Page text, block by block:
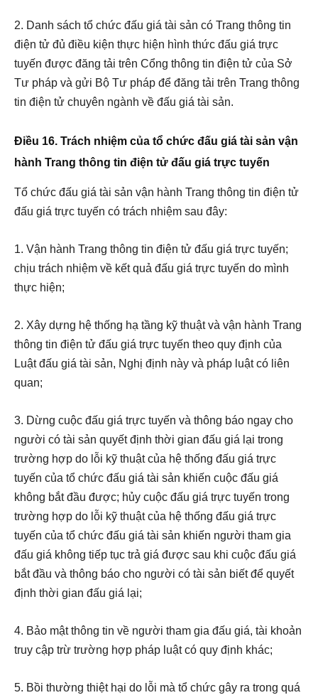
2. Danh sách tổ chức đấu giá tài sản có Trang thông tin
điện tử đủ điều kiện thực hiện hình thức đấu giá trực
tuyến được đăng tải trên Cổng thông tin điện tử của Sở
Tư pháp và gửi Bộ Tư pháp để đăng tải trên Trang thông
tin điện tử chuyên ngành về đấu giá tài sản.
Điều 16. Trách nhiệm của tổ chức đấu giá tài sản vận
hành Trang thông tin điện tử đấu giá trực tuyến
Tổ chức đấu giá tài sản vận hành Trang thông tin điện tử
đấu giá trực tuyến có trách nhiệm sau đây:
1. Vận hành Trang thông tin điện tử đấu giá trực tuyến;
chịu trách nhiệm về kết quả đấu giá trực tuyến do mình
thực hiện;
2. Xây dựng hệ thống hạ tầng kỹ thuật và vận hành Trang
thông tin điện tử đấu giá trực tuyến theo quy định của
Luật đấu giá tài sản, Nghị định này và pháp luật có liên
quan;
3. Dừng cuộc đấu giá trực tuyến và thông báo ngay cho
người có tài sản quyết định thời gian đấu giá lại trong
trường hợp do lỗi kỹ thuật của hệ thống đấu giá trực
tuyến của tổ chức đấu giá tài sản khiến cuộc đấu giá
không bắt đầu được; hủy cuộc đấu giá trực tuyến trong
trường hợp do lỗi kỹ thuật của hệ thống đấu giá trực
tuyến của tổ chức đấu giá tài sản khiến người tham gia
đấu giá không tiếp tục trả giá được sau khi cuộc đấu giá
bắt đầu và thông báo cho người có tài sản biết để quyết
định thời gian đấu giá lại;
4. Bảo mật thông tin về người tham gia đấu giá, tài khoản
truy cập trừ trường hợp pháp luật có quy định khác;
5. Bồi thường thiệt hại do lỗi mà tổ chức gây ra trong quá